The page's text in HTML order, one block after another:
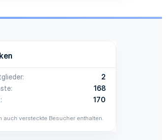
2
168
170
auch versteckte Besucher enthalten.